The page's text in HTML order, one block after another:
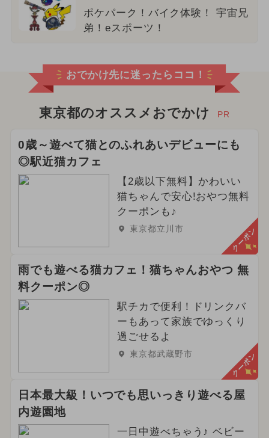
ポケパーク！バイク体験！ 宇宙兄
弟！eスポーツ！
おでかけ先に迷ったらココ！
東京都のオススメおでかけ PR
0歳～遊べて猫とのふれあいデビューにも
◎駅近猫カフェ
【2歳以下無料】かわいい
猫ちゃんで安心!おやつ無料
クーポンも♪
東京都立川市 クーポン
雨でも遊べる猫カフェ！猫ちゃんおやつ 無
料クーポン◎
駅チカで便利！ドリンクバ
ーもあって家族でゆっくり
過ごせるよ
東京都武蔵野市 クーポン
日本最大級！いつでも思いっきり遊べる屋
内遊園地
一日中遊べちゃう♪ ベビー